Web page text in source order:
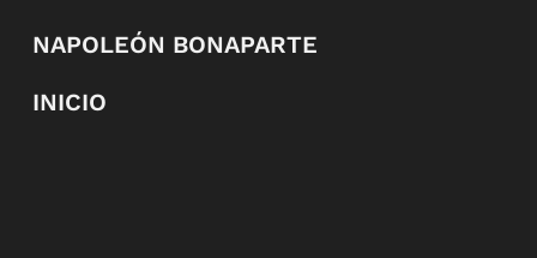
NAPOLEÓN BONAPARTE
INICIO